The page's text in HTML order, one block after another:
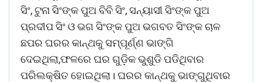
ସିଂ, ଟୁନା ସିଂଙ୍କ ପୁଅ ବିବି ସିଂ, ସନ୍ୟାସୀ ସିଂଙ୍କ ପୁଅ
ପ୍ରଦୀପ ସିଂ ଓ ଭଗ ସିଂଙ୍କ ପୁଅ ଭଗବତ ସିଂଙ୍କ ଚାଳ
ଛପର ଘରର କାନ୍ଥକୁ ସମ୍ପୂର୍ଣ୍ଣ ଭାଙ୍ଗି
ଦେଇଥିଲା,ଫଳରେ ଘର ଗୁଡ଼ିକ ଭୁଶୁଡି ପଡିଥିବାର
ପରିଲକ୍ଷିତ ହୋଇଥିଲା। ଘରର କାନ୍ଥକୁ ଭାଙ୍ଗୁଥିବାର